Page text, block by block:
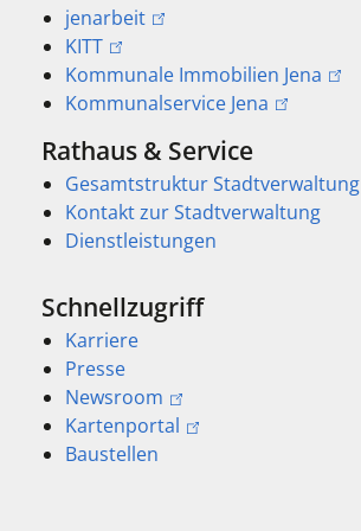
jenarbeit
KITT
Kommunale Immobilien Jena
Kommunalservice Jena
Rathaus & Service
Gesamtstruktur Stadtverwaltung
Kontakt zur Stadtverwaltung
Dienstleistungen
Schnellzugriff
Karriere
Presse
Newsroom
Kartenportal
Baustellen